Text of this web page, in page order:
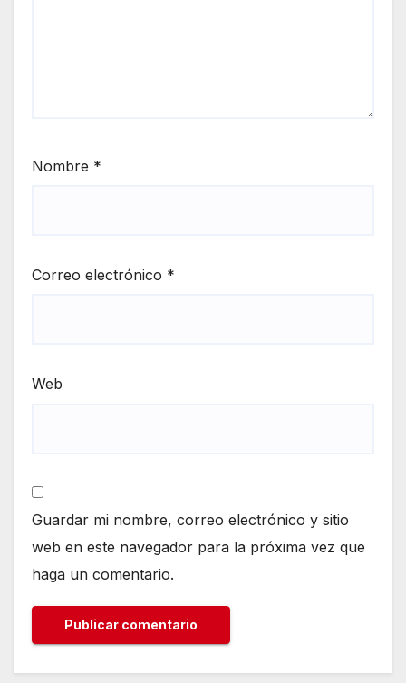
Nombre *
Correo electrónico *
Web
Guardar mi nombre, correo electrónico y sitio
web en este navegador para la próxima vez que
haga un comentario.